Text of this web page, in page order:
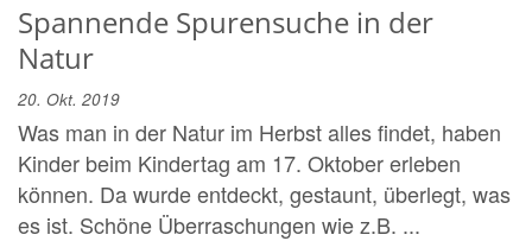
Spannende Spurensuche in der
Natur
20. Okt. 2019
Was man in der Natur im Herbst alles findet, haben
Kinder beim Kindertag am 17. Oktober erleben
können. Da wurde entdeckt, gestaunt, überlegt, was
es ist. Schöne Überraschungen wie z.B. ...